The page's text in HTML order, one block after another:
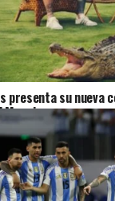
presenta su nueva
Messi